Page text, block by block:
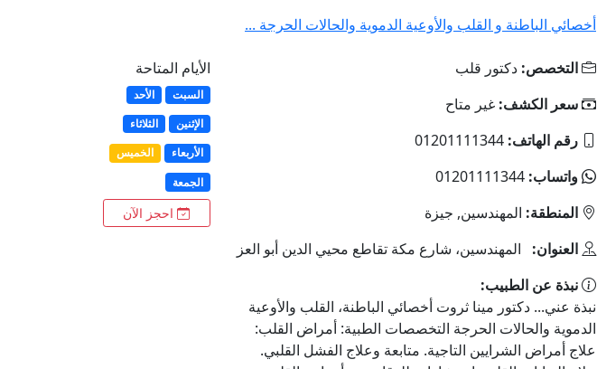
أخصائي الباطنة و القلب والأوعية الدموية والحالات الحرجة ...
التخصص: دكتور قلب
سعر الكشف: غير متاح
رقم الهاتف: 01201111344
واتساب: 01201111344
المنطقة: المهندسين, جيزة
العنوان:
المهندسين، شارع مكة تقاطع محيي الدين أبو العز
نبذة عن الطبيب:
نبذة عني... دكتور مينا ثروت أخصائي الباطنة، القلب والأوعية
الدموية والحالات الحرجة التخصصات الطبية: أمراض القلب:
علاج أمراض الشرايين التاجية. متابعة وعلاج الفشل القلبي.
الأيام المتاحة
السبت
الأحد
الإثنين
الثلاثاء
الأربعاء
الخميس
الجمعة
احجز الآن